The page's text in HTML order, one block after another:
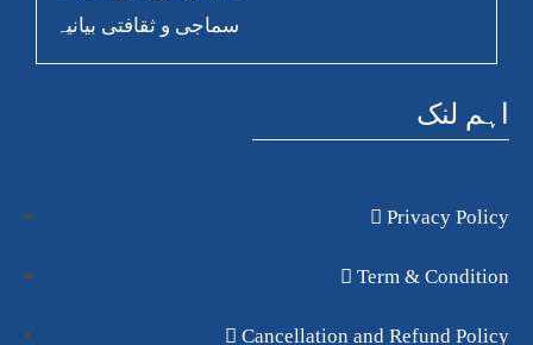
سماجی و ثقافتی بیانیہ
اہم لنک
Privacy Policy
Term & Condition
Cancellation and Refund Policy